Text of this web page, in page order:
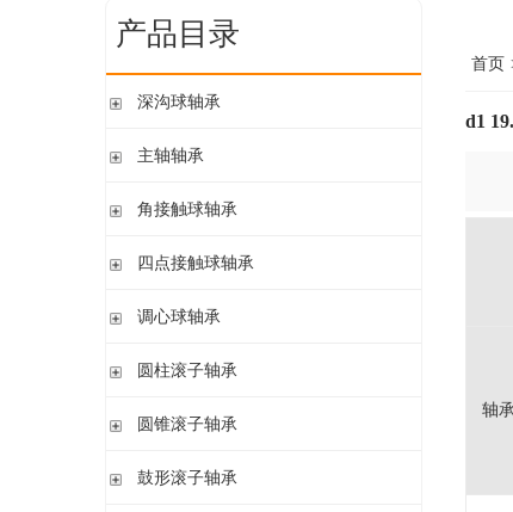
产品目录
深沟球轴承
单列开式
双列
主轴轴承
带钢球
带钢球 密封
角接触球轴承
单列开式或密封
双列开式或密封
四点接触球轴承
四点接触球轴承
调心球轴承
圆柱孔开式或密封
圆柱孔或圆锥孔 开式
带紧定套开式或密封
圆柱滚子轴承
带保持架的圆柱滚子轴承
单列满装圆柱滚子轴承
圆锥滚子轴承
单列圆锥滚子轴承
鼓形滚子轴承
首页
d1
轴